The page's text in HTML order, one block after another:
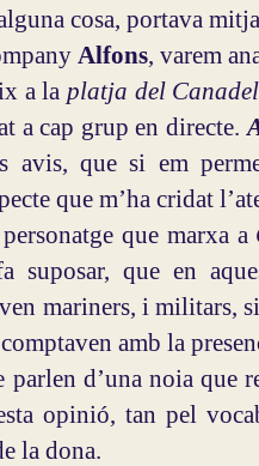
cosa, portava
Alfons, varem
a la platja del
a cap grup en directe.
avis, que si em
que m’ha cridat
que marxa a
suposar, que en
mariners, i militars,
amb la
parlen d’una noia que
opinió, tan pel
la dona.